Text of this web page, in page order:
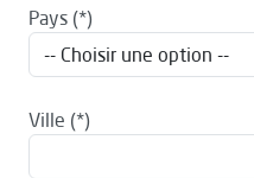
Pays
Ville